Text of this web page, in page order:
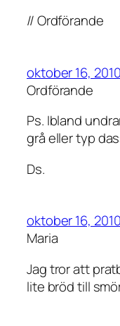
// Ordförande
oktober 16, 2010
Ordförande
Ps. Ibland
grå eller typ
Ds.
oktober 16, 2010
Maria
Jag tror att
lite bröd till